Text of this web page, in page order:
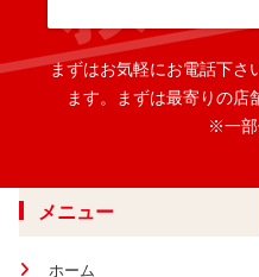
まずはお気軽にお電話下さ
ます。
まずは最寄りの店
※一部
メニュー
ホーム